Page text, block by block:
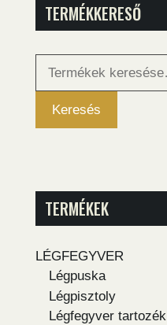
TERMÉKKERESŐ
Keresés
Keresés
TERMÉKEK
LÉGFEGYVER
Légpuska
Légpisztoly
Légfegyver tartozék